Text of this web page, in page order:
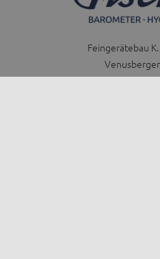
Feingerätebau
09430